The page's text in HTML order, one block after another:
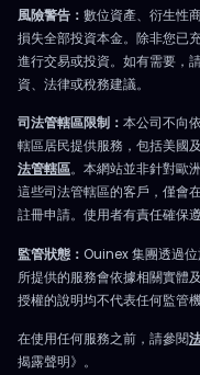
風險警告： 數位資產、衍生性
損失全部投資本金。除非您已
進行交易或投資。如有需要，
資、法律或稅務建議。
司法管轄區限制： 本公司不向
轄區居民提供服務，包括美國
法管轄區。本網站並非針對歐
這些司法管轄區的客戶，僅會
註冊申請。使用者有責任確保
監管狀態： Ouinex 集團透過
所提供的服務會依據相關實體
授權的說明均不代表任何監管
在使用任何服務之前，請參閱
揭露聲明》。